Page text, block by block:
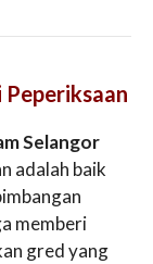
Peperiksaan
Selangor
adalah baik
memberi
gred yang